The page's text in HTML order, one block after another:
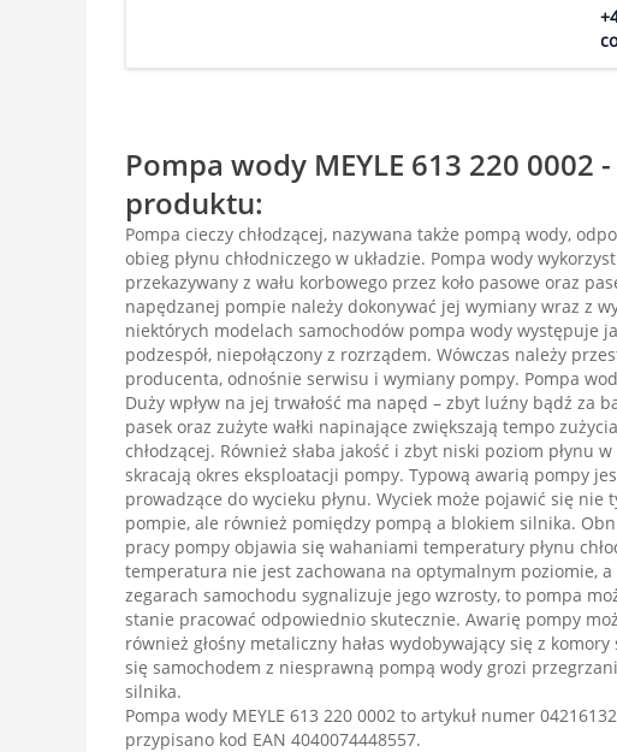
Pompa wody MEYLE 613 220 0002
produktu:
Pompa cieczy chłodzącej, nazywana także pompą wody,
obieg płynu chłodniczego w układzie. Pompa wody
przekazywany z wału korbowego przez koło pasowe oraz
napędzanej pompie należy dokonywać jej wymiany wraz z
niektórych modelach samochodów pompa wody występuje
podzespół, niepołączony z rozrządem. Wówczas należy
producenta, odnośnie serwisu i wymiany pompy. Pompa
Duży wpływ na jej trwałość ma napęd – zbyt luźny bądź za
pasek oraz zużyte wałki napinające zwiększają tempo
chłodzącej. Również słaba jakość i zbyt niski poziom płynu w
skracają okres eksploatacji pompy. Typową awarią pompy
prowadzące do wycieku płynu. Wyciek może pojawić się nie
pompie, ale również pomiędzy pompą a blokiem silnika.
pracy pompy objawia się wahaniami temperatury płynu
temperatura nie jest zachowana na optymalnym poziomie, a
zegarach samochodu sygnalizuje jego wzrosty, to pompa
stanie pracować odpowiednio skutecznie. Awarię pompy
również głośny metaliczny hałas wydobywający się z
się samochodem z niesprawną pompą wody grozi
silnika.
Pompa wody MEYLE 613 220 0002 to artykuł numer
przypisano kod EAN 4040074448557.